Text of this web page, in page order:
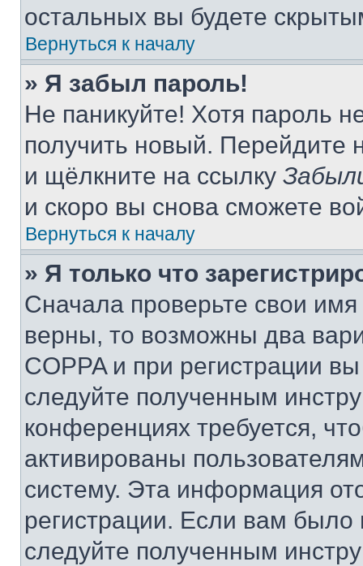
остальных вы будете
Вернуться к началу
» Я забыл пароль!
Не паникуйте! Хотя пароль
получить новый. Перейдите
и щёлкните на ссылку
и скоро вы снова сможете
Вернуться к началу
» Я только что
Сначала проверьте свои
верны, то возможны два
COPPA и при регистрации
следуйте полученным
конференциях требуется,
активированы
систему. Эта информация
регистрации. Если вам
следуйте полученным